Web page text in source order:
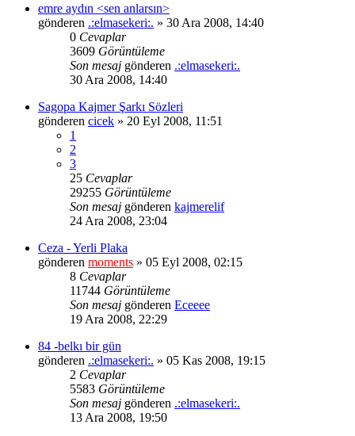
emre aydın <sen anlarsın>
gönderen .:elmasekeri:. » 30 Ara 2008, 14:40
0 Cevaplar
3609 Görüntüleme
Son mesaj gönderen .:elmasekeri:.
30 Ara 2008, 14:40
Sagopa Kajmer Şarkı Sözleri
gönderen cicek » 20 Eyl 2008, 11:51
1
2
3
25 Cevaplar
29255 Görüntüleme
Son mesaj gönderen kajmerelif
24 Ara 2008, 23:04
Ceza - Yerli Plaka
gönderen moments » 05 Eyl 2008, 02:15
8 Cevaplar
11744 Görüntüleme
Son mesaj gönderen Eceeee
19 Ara 2008, 22:29
84 -belkı bir gün
gönderen .:elmasekeri:. » 05 Kas 2008, 19:15
2 Cevaplar
5583 Görüntüleme
Son mesaj gönderen .:elmasekeri:.
13 Ara 2008, 19:50